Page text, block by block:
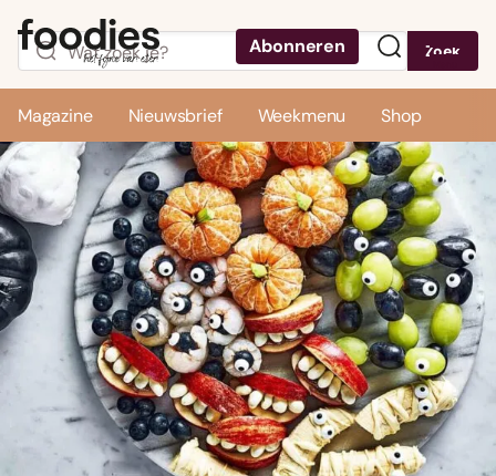
Abonneren Zoek
Magazine Nieuwsbrief Weekmenu Shop